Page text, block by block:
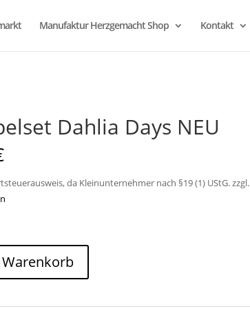
Manufaktur Herzgemacht Shop Kontakt
Dahlia Days NEU
da Kleinunternehmer nach §19 (1) UStG. zzgl.